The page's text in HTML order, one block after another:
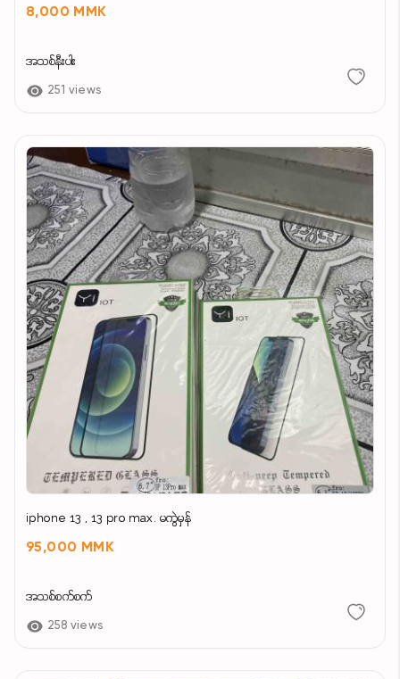
8,000 MMK
အသစ်နီးပါး
251 views
iphone 13 , 13 pro max. မကွဲမှန်
95,000 MMK
အသစ်စက်စက်
258 views